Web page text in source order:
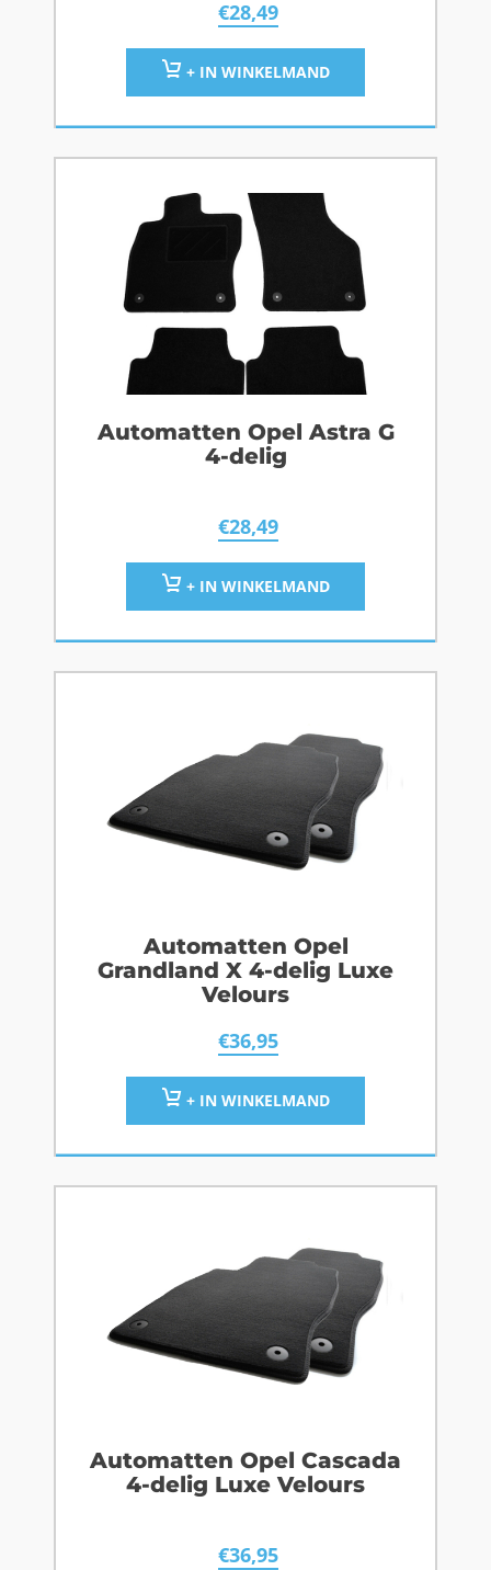
€28,49
+ IN WINKELMAND
Automatten Opel Astra G
4-delig
€28,49
+ IN WINKELMAND
Automatten Opel
Grandland X 4-delig Luxe
Velours
€36,95
+ IN WINKELMAND
Automatten Opel Cascada
4-delig Luxe Velours
€36,95